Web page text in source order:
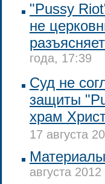
"Pussy
не
года, 17:39
Суд не
защиты
храм
17 августа
августа